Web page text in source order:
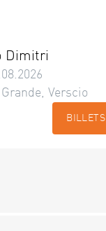
Dimitri
Grande, Verscio
BILLETS